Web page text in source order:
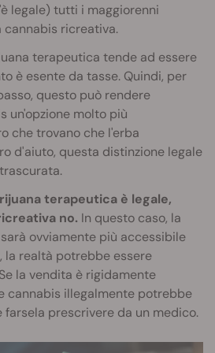
legale) tutti i maggiorenni
cannabis ricreativa.
terapeutica tende ad essere
è esente da tasse. Quindi, per
questo può rendere
un'opzione molto più
che trovano che l'erba
d'aiuto, questa distinzione legale
terapeutica è legale,
no. In questo caso, la
ovviamente più accessibile
la realtà potrebbe essere
la vendita è rigidamente
cannabis illegalmente potrebbe
prescrivere da un medico.